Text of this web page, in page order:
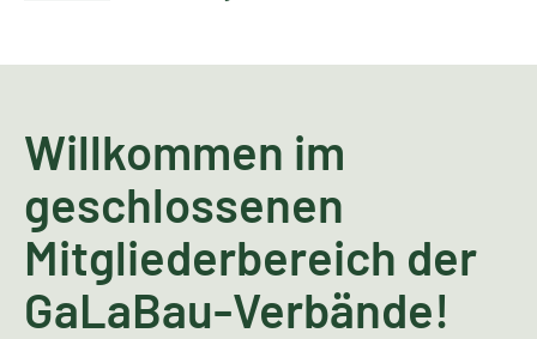
Willkommen im
geschlossenen
Mitgliederbereich der
GaLaBau-Verbände!